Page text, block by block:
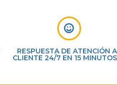
RESPUESTA DE ATENCIÓN
CLIENTE 24/7 EN 15